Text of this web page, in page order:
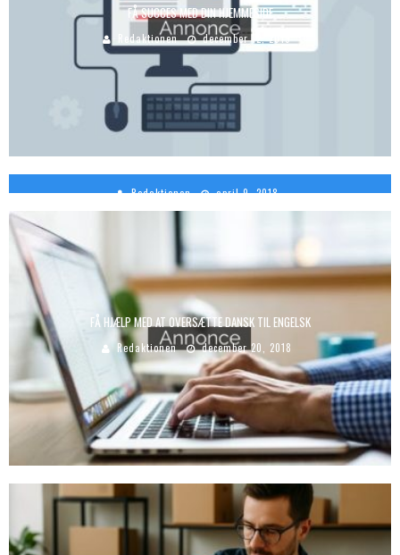
FÅ SUCCES MED DIN HJEMMESIDE
Redaktionen december 12, 2019
Redaktionen april 9, 2018
FÅ HJÆLP MED AT OVERSÆTTE DANSK TIL ENGELSK
Redaktionen december 20, 2018